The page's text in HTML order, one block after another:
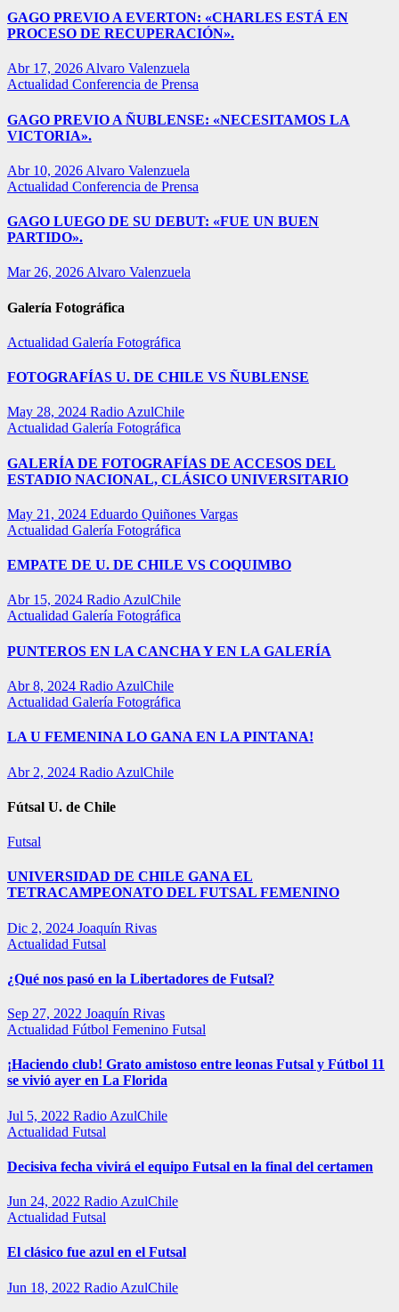
GAGO PREVIO A EVERTON: «CHARLES ESTÁ EN
PROCESO DE RECUPERACIÓN».
Abr 17, 2026 Alvaro Valenzuela
Actualidad Conferencia de Prensa
GAGO PREVIO A ÑUBLENSE: «NECESITAMOS LA
VICTORIA».
Abr 10, 2026 Alvaro Valenzuela
Actualidad Conferencia de Prensa
GAGO LUEGO DE SU DEBUT: «FUE UN BUEN
PARTIDO».
Mar 26, 2026 Alvaro Valenzuela
Galería Fotográfica
Actualidad Galería Fotográfica
FOTOGRAFÍAS U. DE CHILE VS ÑUBLENSE
May 28, 2024 Radio AzulChile
Actualidad Galería Fotográfica
GALERÍA DE FOTOGRAFÍAS DE ACCESOS DEL
ESTADIO NACIONAL, CLÁSICO UNIVERSITARIO
May 21, 2024 Eduardo Quiñones Vargas
Actualidad Galería Fotográfica
EMPATE DE U. DE CHILE VS COQUIMBO
Abr 15, 2024 Radio AzulChile
Actualidad Galería Fotográfica
PUNTEROS EN LA CANCHA Y EN LA GALERÍA
Abr 8, 2024 Radio AzulChile
Actualidad Galería Fotográfica
LA U FEMENINA LO GANA EN LA PINTANA!
Abr 2, 2024 Radio AzulChile
Fútsal U. de Chile
Futsal
UNIVERSIDAD DE CHILE GANA EL
TETRACAMPEONATO DEL FUTSAL FEMENINO
Dic 2, 2024 Joaquín Rivas
Actualidad Futsal
¿Qué nos pasó en la Libertadores de Futsal?
Sep 27, 2022 Joaquín Rivas
Actualidad Fútbol Femenino Futsal
¡Haciendo club! Grato amistoso entre leonas Futsal y Fútbol 11
se vivió ayer en La Florida
Jul 5, 2022 Radio AzulChile
Actualidad Futsal
Decisiva fecha vivirá el equipo Futsal en la final del certamen
Jun 24, 2022 Radio AzulChile
Actualidad Futsal
El clásico fue azul en el Futsal
Jun 18, 2022 Radio AzulChile